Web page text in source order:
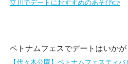
立川でデートにおすすめのあそび👉
ベトナムフェスでデートはいかが
【代々木公園】ベトナムフェスティ